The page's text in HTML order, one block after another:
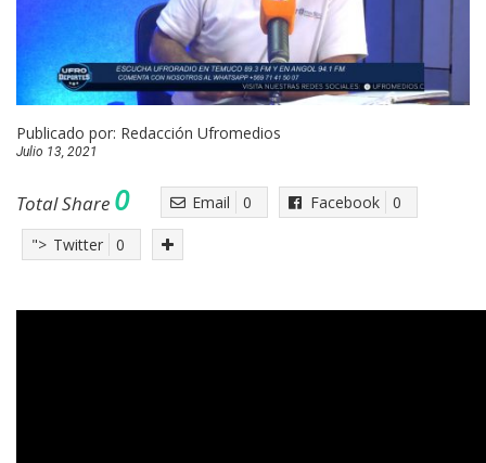
Publicado por: Redacción Ufromedios
Julio 13, 2021
Total Share 0 Email 0 Facebook 0
"> Twitter 0